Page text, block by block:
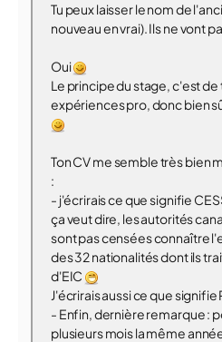
Tu peux laisser le nom de
nouveau en vrai). Ils ne vont
Oui
Le principe du stage, c'est
expériences pro, donc bien
Ton CV me semble très bien
:
- j'écrirais ce que signifie
ça veut dire, les autorités
sont pas censées connaître
des 32 nationalités dont ils
d'EIC
J'écrirais aussi ce que
- Enfin, dernière remarque :
plusieurs mois la même